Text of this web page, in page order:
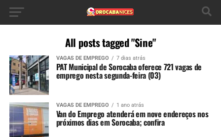
All posts tagged "Sine"
VAGAS DE EMPREGO 7 dias atrás
PAT Municipal de Sorocaba oferece 721 vagas de
emprego nesta segunda-feira (03)
VAGAS DE EMPREGO 1 ano atrás
Van do Emprego atenderá em nove endereços nos
próximos dias em Sorocaba; confira